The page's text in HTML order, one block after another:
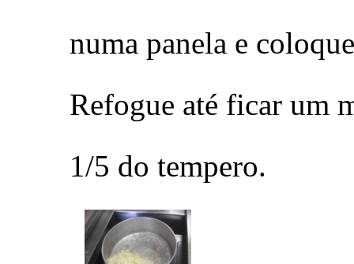
numa panela e
Refogue até ficar um
1/5 do tempero.